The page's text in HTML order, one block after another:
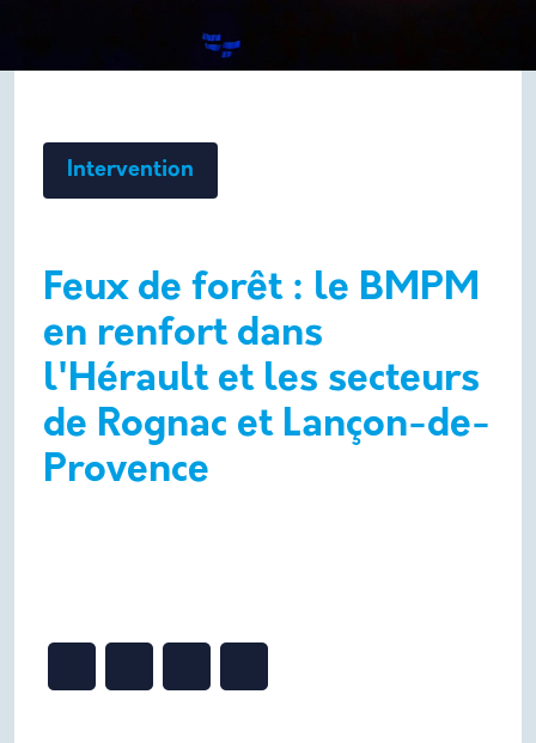
Intervention
Feux de forêt : le BMPM
en renfort dans
l'Hérault et les secteurs
de Rognac et Lançon-de-
Provence